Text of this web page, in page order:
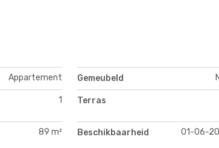
Appartement Gemeubeld
1 Terras
89 m² Beschikbaarheid 01-06-